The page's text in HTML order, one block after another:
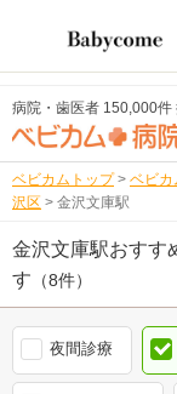
病院・歯医者 150,000件
ベビカムトップ > ベビカ
沢区 > 金沢文庫駅
金沢文庫駅おすす
す （8件）
夜間診療